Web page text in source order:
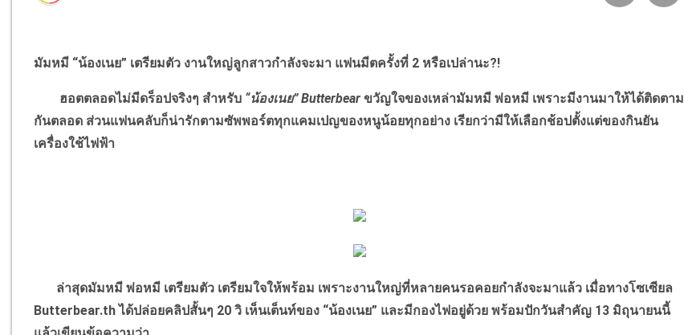
มัมหมี “น้องเนย” เตรียมตัว งานใหญ่ลูกสาวกำลังจะมา แฟนมีตครั้งที่ 2 หรือเปล่านะ?!
ฮอตตลอดไม่มีดร็อปจริงๆ สำหรับ “น้องเนย” Butterbear ขวัญใจของเหล่ามัมหมี พ่อหมี เพราะมีงานมาให้ได้ติดตาม
กันตลอด ส่วนแฟนคลับก็น่ารักตามซัพพอร์ตทุกแคมเปญของหนูน้อยทุกอย่าง เรียกว่ามีให้เลือกช้อปตั้งแต่ของกินยัน
เครื่องใช้ไฟฟ้า
ล่าสุดมัมหมี พ่อหมี เตรียมตัว เตรียมใจให้พร้อม เพราะงานใหญ่ที่หลายคนรอคอยกำลังจะมาแล้ว เมื่อทางโซเซียล
Butterbear.th ได้ปล่อยคลิปสั้นๆ 20 วิ เห็นเต็นท์ของ “น้องเนย” และมีกองไฟอยู่ด้วย พร้อมปักวันสำคัญ 13 มิถุนายนนี้